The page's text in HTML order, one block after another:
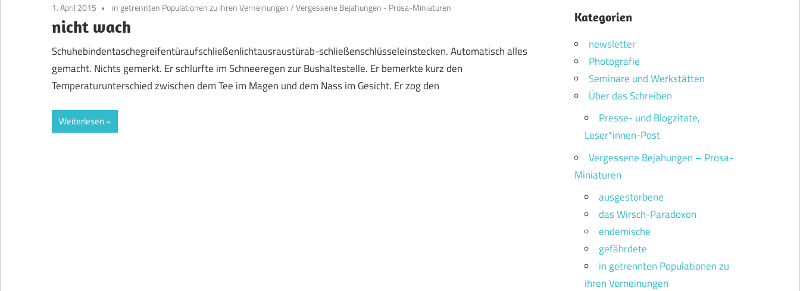
1. April 2015 in getrennten Populationen zu ihren Verneinungen/Vergessene Bejahungen - Prosa-Miniaturen
nicht wach
Schuhebindentaschegreifentüraufschließenlichtausraustürab-schließenschlüsseleinstecken. Automatisch alles
gemacht. Nichts gemerkt. Er schlurfte im Schneeregen zur Bushaltestelle. Er bemerkte kurz den
Temperaturunterschied zwischen dem Tee im Magen und dem Nass im Gesicht. Er zog den
Weiterlesen
Kategorien
newsletter
Photografie
Seminare und Werkstätten
Über das Schreiben
Presse- und Blogzitate,
Leser*innen-Post
Vergessene Bejahungen – Prosa-
Miniaturen
ausgestorbene
das Wirsch-Paradoxon
endemische
gefährdete
in getrennten Populationen zu
ihren Verneinungen